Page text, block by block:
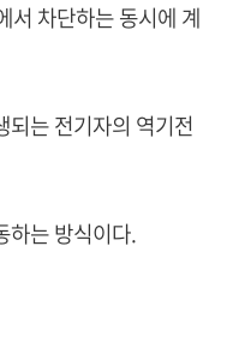
차단하는 동시에 계
는 전기자의 역기전
는 방식이다.